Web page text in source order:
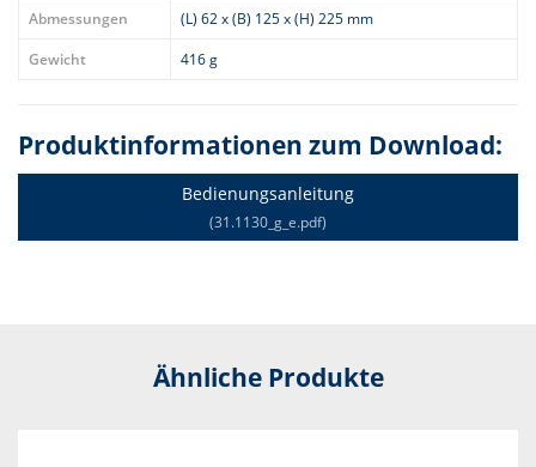
Abmessungen
(L) 62 x (B) 125 x (H) 225 mm
Gewicht
416 g
Produktinformationen zum Download:
Bedienungsanleitung
(31.1130_g_e.pdf)
Ähnliche Produkte